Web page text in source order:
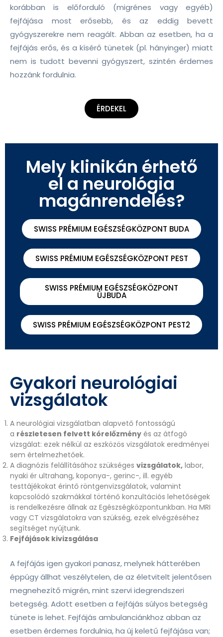
korábban is előforduló (migrénes vagy egyéb)
fejfájása most erősebb, és az eddig bevett
gyógyszerekre nem reagált. Abban az esetben, ha a
fejfájás erős, és a kísérő tünetek (pl. hányinger) miatt
nem is tudott bevenni gyógyszert, szintén érdemes
hozzánk fordulnia.
ÉRDEKEL
Mely klinikán érhető
el a neurológia
magánrendelés?
SWISS PRÉMIUM EGÉSZSÉGKÖZPONT BUDA
SWISS PRÉMIUM EGÉSZSÉGKÖZPONT PEST
SWISS PRÉMIUM EGÉSZSÉGKÖZPONT
ÚJBUDA
SWISS PRÉMIUM EGÉSZSÉGKÖZPONT PEST2
Gyakori neurológiai
vizsgálatok
A neurológiai vizsgálatban alapvető fontosságú
a részletesen felvett kórelőzmény és az átfogó
vizsgálat: ezek nélkül az eszközös vizsgálatok eredményei
sem értelmezhetőek.
A diagnózis felállításához szükséges vizsgálatok, labor,
nyaki ér ultrahang, koponya-, gerinc-, ill. egyéb
testtájékokat érintő röntgenvizsgálatok, valamint
kapcsolódó szakmákkal történő konzultációs lehetőségek
is rendelkezésre állnak az Egészségközpontunkban. Ha MRI
vagy CT vizsgálatokra van szükség, ezek elvégzéséhez
segítséget nyújtunk.
Fejfájások kivizsgálása
A fejfájás igen gyakori panasz, melynek hátterében
éppúgy állhat veszélytelen, de az életvitelt jelentősen
megnehezítő migrén, mint szervi idegrendszeri
betegség. Adott esetben a fejfájás súlyos betegség
tünete is lehet. Fejfájás ambulanciánkhoz abban az
esetben érdemes fordulnia, ha új keletű fejfájása van;